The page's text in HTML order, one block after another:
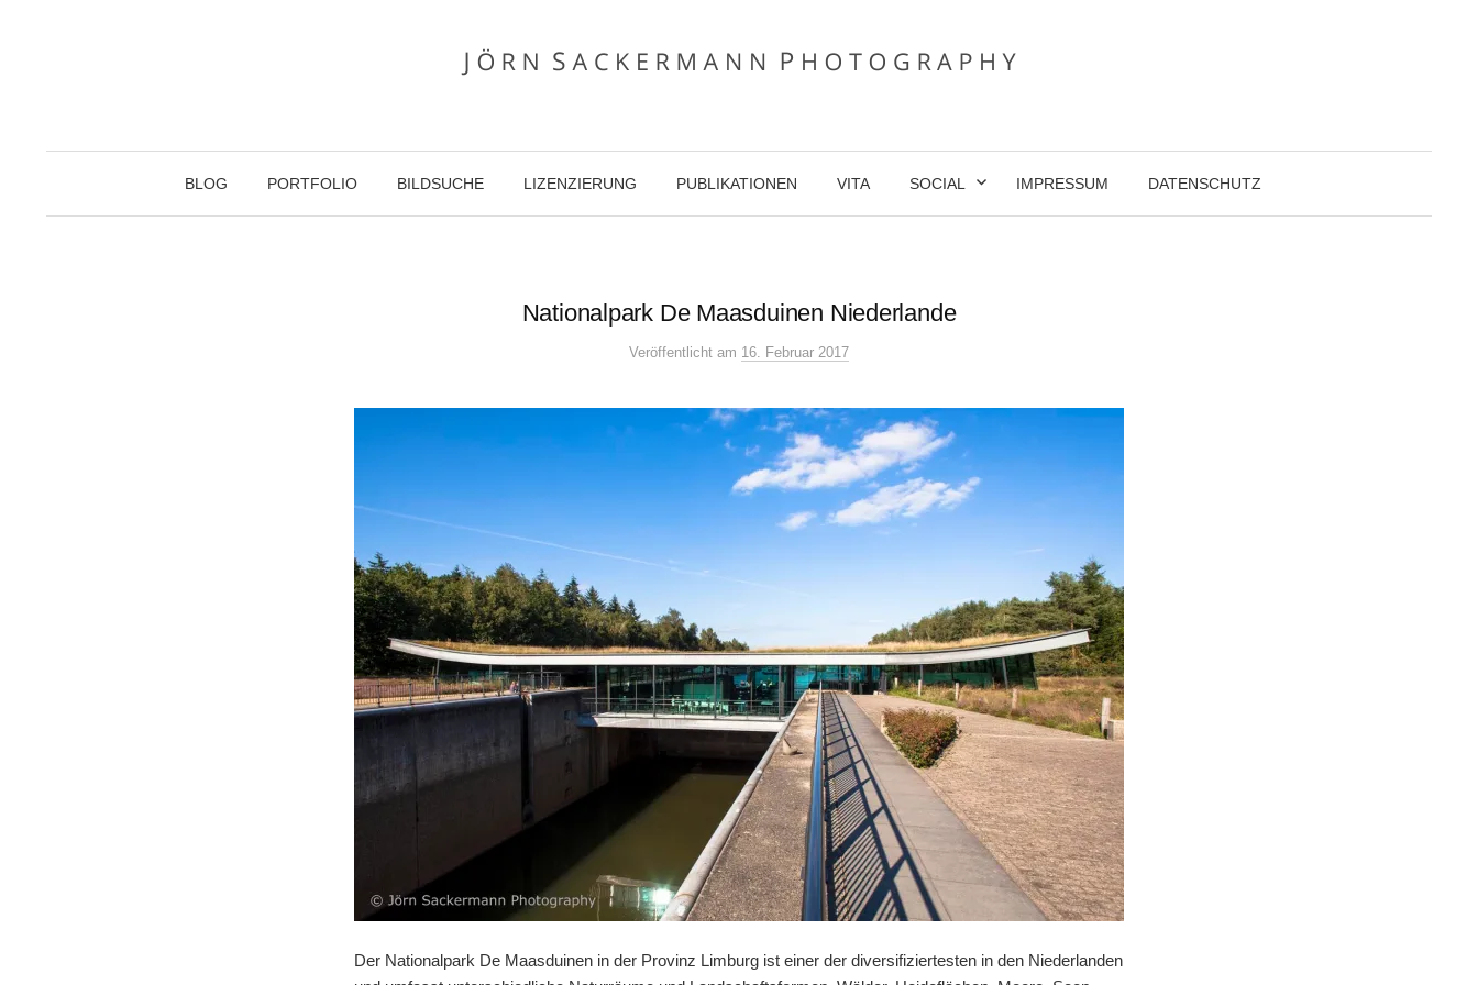
BLOG PORTFOLIO BILDSUCHE LIZENZIERUNG PUBLIKATIONEN VITA SOCIAL IMPRESSUM DATENSCHUTZ
Nationalpark De Maasduinen Niederlande
Veröffentlicht am 16. Februar 2017
Der Nationalpark De Maasduinen in der Provinz Limburg ist einer der diversifiziertesten in den Niederlanden